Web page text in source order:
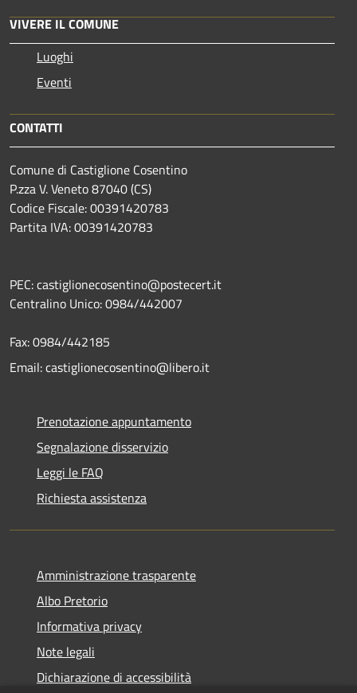
VIVERE IL COMUNE
Luoghi
Eventi
CONTATTI
Comune di Castiglione Cosentino
P.zza V. Veneto 87040 (CS)
Codice Fiscale: 00391420783
Partita IVA: 00391420783
PEC: castiglionecosentino@postecert.it
Centralino Unico: 0984/442007
Fax: 0984/442185
Email: castiglionecosentino@libero.it
Prenotazione appuntamento
Segnalazione disservizio
Leggi le FAQ
Richiesta assistenza
Amministrazione trasparente
Albo Pretorio
Informativa privacy
Note legali
Dichiarazione di accessibilità